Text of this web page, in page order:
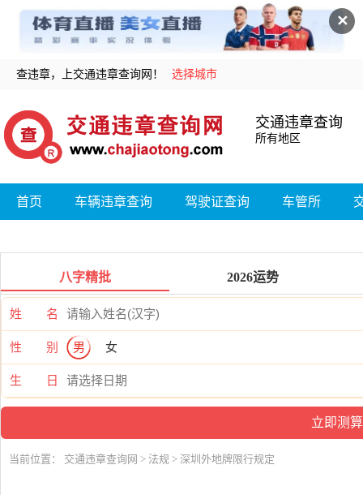
✕
查违章，上交通违章查询网！ 选择城市
交通违章查询
所有地区
首页 车辆违章查询 驾驶证查询 车管所
八字精批 2026运势
姓 名
性 别 男 女
生 日
当前位置： 交通违章查询网 > 法规 > 深圳外地牌限行规定